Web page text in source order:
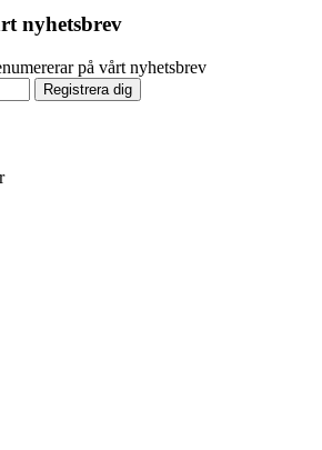
nyhetsbrev
på vårt nyhetsbrev
Registrera dig